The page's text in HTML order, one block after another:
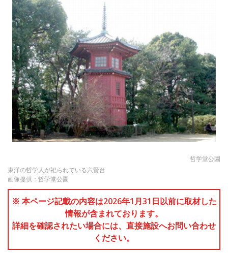
哲学堂公園
東洋の哲学人が祀られている六賢台
画像提供：哲学堂公園
※ 本ページ記載の内容は2026年1月31日以前に取材した
情報が含まれております。
詳細を確認されたい場合には、直接施設へお問い合わせ
ください。